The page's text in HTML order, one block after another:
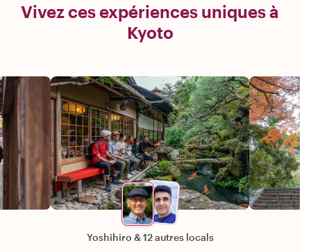
Vivez ces expériences uniques à
Kyoto
Yoshihiro &12 autres locals